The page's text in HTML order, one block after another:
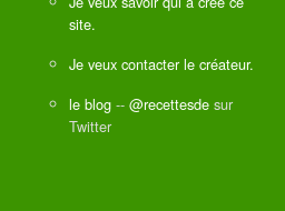
site.
Je veux contacter le créateur.
le blog -- @recettesde sur
Twitter